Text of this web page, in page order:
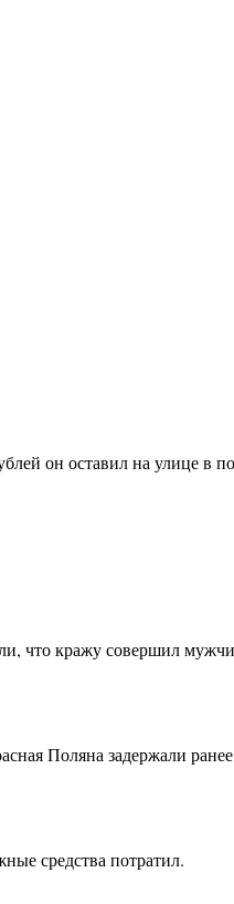
он оставил на улице в
что кражу совершил
Поляна задержали
средства потратил.